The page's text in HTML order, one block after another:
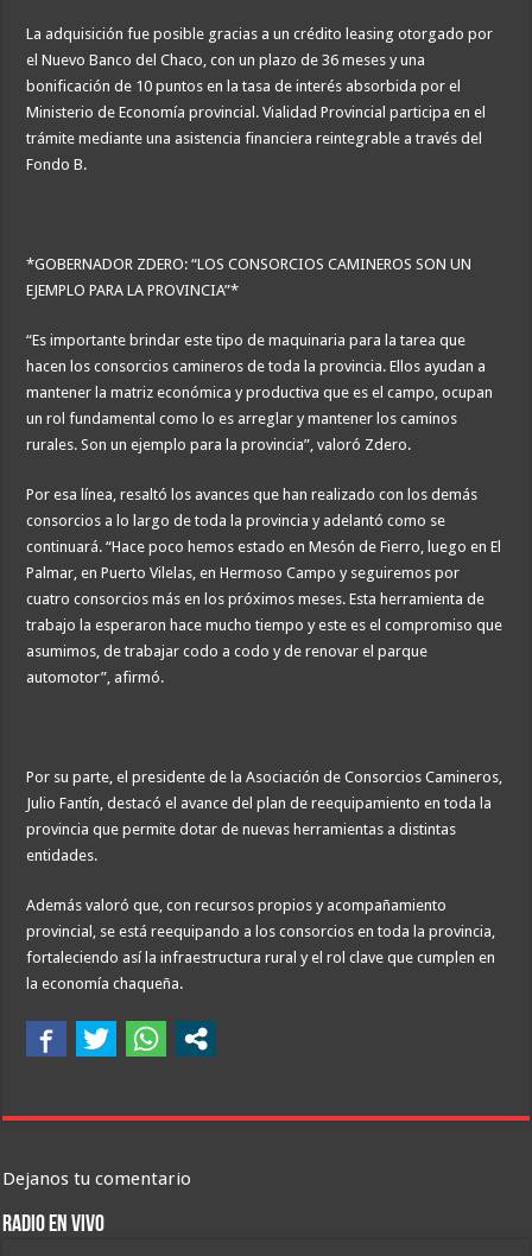
La adquisición fue posible gracias a un crédito leasing otorgado por
el Nuevo Banco del Chaco, con un plazo de 36 meses y una
bonificación de 10 puntos en la tasa de interés absorbida por el
Ministerio de Economía provincial. Vialidad Provincial participa en el
trámite mediante una asistencia financiera reintegrable a través del
Fondo B.
*GOBERNADOR ZDERO: “LOS CONSORCIOS CAMINEROS SON UN
EJEMPLO PARA LA PROVINCIA”*
“Es importante brindar este tipo de maquinaria para la tarea que
hacen los consorcios camineros de toda la provincia. Ellos ayudan a
mantener la matriz económica y productiva que es el campo, ocupan
un rol fundamental como lo es arreglar y mantener los caminos
rurales. Son un ejemplo para la provincia”, valoró Zdero.
Por esa línea, resaltó los avances que han realizado con los demás
consorcios a lo largo de toda la provincia y adelantó como se
continuará. “Hace poco hemos estado en Mesón de Fierro, luego en El
Palmar, en Puerto Vilelas, en Hermoso Campo y seguiremos por
cuatro consorcios más en los próximos meses. Esta herramienta de
trabajo la esperaron hace mucho tiempo y este es el compromiso que
asumimos, de trabajar codo a codo y de renovar el parque
automotor”, afirmó.
Por su parte, el presidente de la Asociación de Consorcios Camineros,
Julio Fantín, destacó el avance del plan de reequipamiento en toda la
provincia que permite dotar de nuevas herramientas a distintas
entidades.
Además valoró que, con recursos propios y acompañamiento
provincial, se está reequipando a los consorcios en toda la provincia,
fortaleciendo así la infraestructura rural y el rol clave que cumplen en
la economía chaqueña.
Dejanos tu comentario
RADIO EN VIVO